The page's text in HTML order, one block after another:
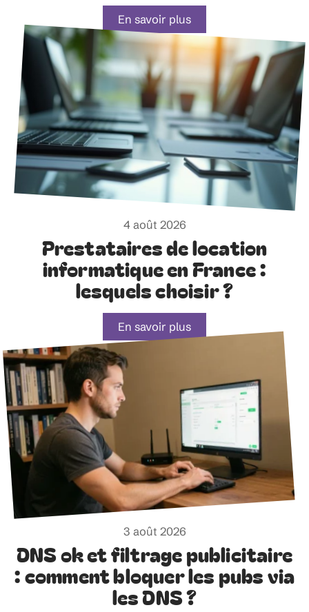
En savoir plus
4 août 2026
Prestataires de location
informatique en France :
lesquels choisir ?
En savoir plus
3 août 2026
DNS ok et filtrage publicitaire
: comment bloquer les pubs via
les DNS ?